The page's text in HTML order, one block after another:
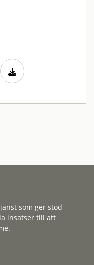
som ger stöd
insatser till att